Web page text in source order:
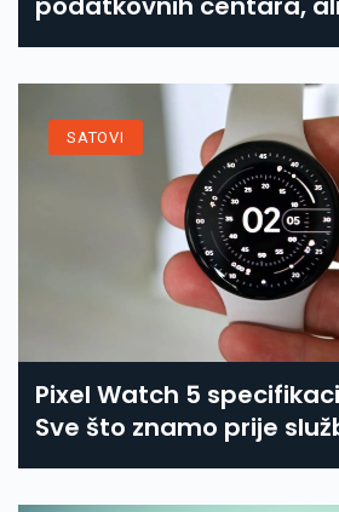
Europu kao rezervni
SATOVI
Pixel Watch 5
Sve što znamo prije
lansiranja